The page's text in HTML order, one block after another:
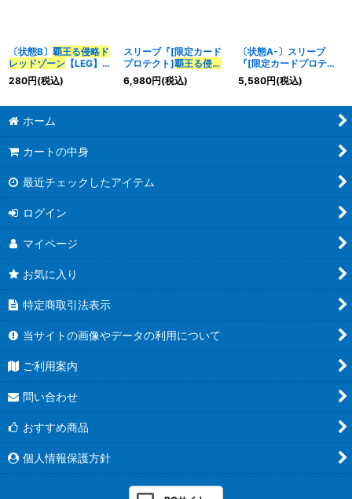
〔状態B〕 覇王る侵略ド
レッドゾーン 【LEG】
{EX064/98}《火》
280円(税込)
スリーブ『[限定カード
プロテクト]覇王る侵略
ドレッドゾーン
入り【サプライ】{-}
6,980円(税込)
〔状態A-〕スリーブ
『[限定カードプロテク
ト]覇王る侵略ドレッド
ゾーン』42枚入り【サ
5,580円(税込)
ホーム
カートの中身
最近チェックしたアイテム
ログイン
マイページ
お気に入り
特定商取引法表示
当サイトの画像やデータの利用について
ご利用案内
問い合わせ
おすすめ商品
個人情報保護方針